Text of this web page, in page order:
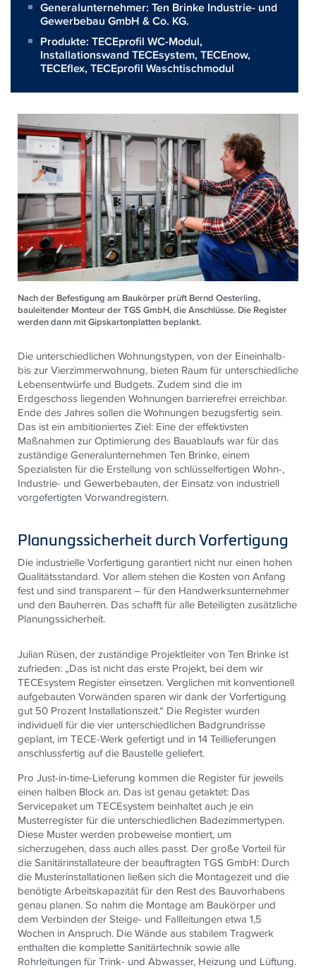
Generalunternehmer: Ten Brinke Industrie- und
Gewerbebau GmbH & Co. KG.
Produkte: TECEprofil WC-Modul,
Installationswand TECEsystem,TECEnow,
TECEflex,TECEprofil Waschtischmodul
Nach der Befestigung am Baukörper prüft Bernd Oesterling,
bauleitender Monteur der TGS GmbH, die Anschlüsse. Die Register
werden dann mit Gipskartonplatten beplankt.
Die unterschiedlichen Wohnungstypen, von der Eineinhalb-
bis zur Vierzimmerwohnung, bieten Raum für unterschiedliche
Lebensentwürfe und Budgets. Zudem sind die im
Erdgeschoss liegenden Wohnungen barrierefrei erreichbar.
Ende des Jahres sollen die Wohnungen bezugsfertig sein.
Das ist ein ambitioniertes Ziel: Eine der effektivsten
Maßnahmen zur Optimierung des Bauablaufs war für das
zuständige Generalunternehmen Ten Brinke, einem
Spezialisten für die Erstellung von schlüsselfertigen Wohn-,
Industrie- und Gewerbebauten, der Einsatz von industriell
vorgefertigten Vorwandregistern.
Planungssicherheit durch Vorfertigung
Die industrielle Vorfertigung garantiert nicht nur einen hohen
Qualitätsstandard. Vor allem stehen die Kosten von Anfang
fest und sind transparent – für den Handwerksunternehmer
und den Bauherren. Das schafft für alle Beteiligten zusätzliche
Planungssicherheit.
Julian Rüsen, der zuständige Projektleiter von Ten Brinke ist
zufrieden: „Das ist nicht das erste Projekt, bei dem wir
TECEsystem Register einsetzen. Verglichen mit konventionell
aufgebauten Vorwänden sparen wir dank der Vorfertigung
gut 50 Prozent Installationszeit.“ Die Register wurden
individuell für die vier unterschiedlichen Badgrundrisse
geplant, im TECE-Werk gefertigt und in 14 Teillieferungen
anschlussfertig auf die Baustelle geliefert.
Pro Just-in-time-Lieferung kommen die Register für jeweils
einen halben Block an. Das ist genau getaktet: Das
Servicepaket um TECEsystem beinhaltet auch je ein
Musterregister für die unterschiedlichen Badezimmertypen.
Diese Muster werden probeweise montiert, um
sicherzugehen, dass auch alles passt. Der große Vorteil für
die Sanitärinstallateure der beauftragten TGS GmbH: Durch
die Musterinstallationen ließen sich die Montagezeit und die
benötigte Arbeitskapazität für den Rest des Bauvorhabens
genau planen. So nahm die Montage am Baukörper und
dem Verbinden der Steige- und Fallleitungen etwa 1,5
Wochen in Anspruch. Die Wände aus stabilem Tragwerk
enthalten die komplette Sanitärtechnik sowie alle
Rohrleitungen für Trink- und Abwasser, Heizung und Lüftung.